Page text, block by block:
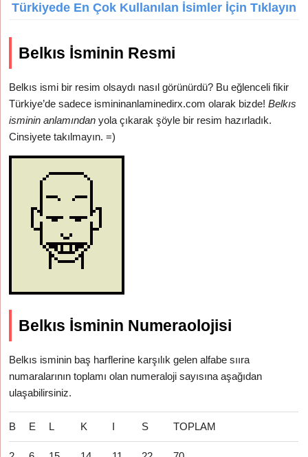
Türkiyede En Çok Kullanılan İsimler İçin Tıklayın
Belkıs İsminin Resmi
Belkıs ismi bir resim olsaydı nasıl görünürdü? Bu eğlenceli fikir
Türkiye’de sadece ismininanlaminedirx.com olarak bizde!Belkıs
isminin anlamından yola çıkarak şöyle bir resim hazırladık.
Cinsiyete takılmayın. =)
Belkıs İsminin Numeraolojisi
Belkıs isminin baş harflerine karşılık gelen alfabe sııra
numaralarının toplamı olan numeraloji sayısına aşağıdan
ulaşabilirsiniz.
B E L K I S TOPLAM